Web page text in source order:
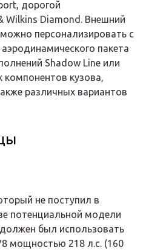
дорогой
Wilkins Diamond. Внешний
персонализировать с
пакета
Shadow Line или
компонентов кузова,
различных вариантов
не поступил в
потенциальной модели
был использовать
мощностью 218 л.с. (160